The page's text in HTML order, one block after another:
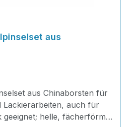
aus
aus Chinaborsten für
Lackierarbeiten, auch für
geeignet; helle, fächerförmig